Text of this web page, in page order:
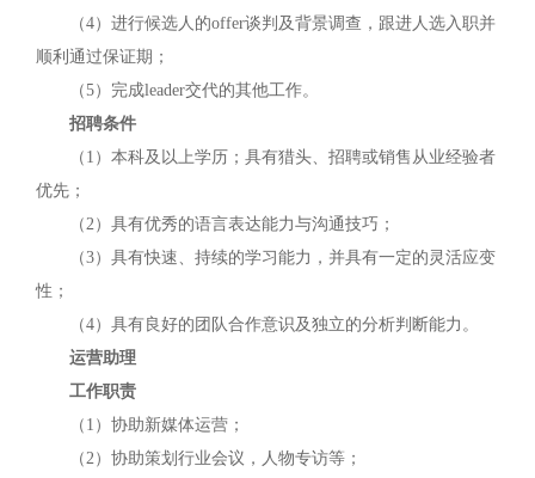
（4）进行候选人的offer谈判及背景调查，跟进人选入职并
顺利通过保证期；
（5）完成leader交代的其他工作。
招聘条件
（1）本科及以上学历；具有猎头、招聘或销售从业经验者
优先；
（2）具有优秀的语言表达能力与沟通技巧；
（3）具有快速、持续的学习能力，并具有一定的灵活应变
性；
（4）具有良好的团队合作意识及独立的分析判断能力。
运营助理
工作职责
（1）协助新媒体运营；
（2）协助策划行业会议，人物专访等；